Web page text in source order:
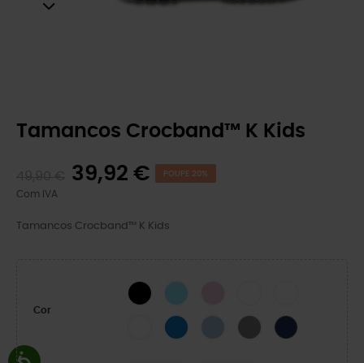
Tamancos Crocband™ K Kids
39,92 € POUPE 20%
Com IVA
Tamancos Crocband™ K Kids
Cor
BLACK Gelo Azul/Branco
White/Pink Crush
Blue Bolt/Turbo Teal
Blue Frost/Guava
Cinza Ardósia/Marinha
Marinha/Rede